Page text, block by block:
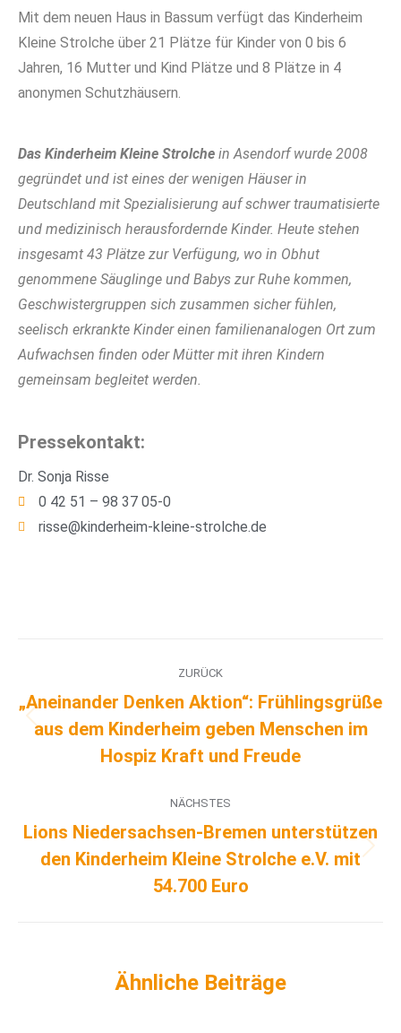
Mit dem neuen Haus in Bassum verfügt das Kinderheim
Kleine Strolche über 21 Plätze für Kinder von 0 bis 6
Jahren, 16 Mutter und Kind Plätze und 8 Plätze in 4
anonymen Schutzhäusern.
Das Kinderheim Kleine Strolche in Asendorf wurde 2008
gegründet und ist eines der wenigen Häuser in
Deutschland mit Spezialisierung auf schwer traumatisierte
und medizinisch herausfordernde Kinder. Heute stehen
insgesamt 43 Plätze zur Verfügung, wo in Obhut
genommene Säuglinge und Babys zur Ruhe kommen,
Geschwistergruppen sich zusammen sicher fühlen,
seelisch erkrankte Kinder einen familienanalogen Ort zum
Aufwachsen finden oder Mütter mit ihren Kindern
gemeinsam begleitet werden.
Pressekontakt:
Dr. Sonja Risse
0 42 51 – 98 37 05-0
risse@kinderheim-kleine-strolche.de
ZURÜCK
„Aneinander Denken Aktion“: Frühlingsgrüße
aus dem Kinderheim geben Menschen im
Hospiz Kraft und Freude
NÄCHSTES
Lions Niedersachsen-Bremen unterstützen
den Kinderheim Kleine Strolche e.V. mit
54.700 Euro